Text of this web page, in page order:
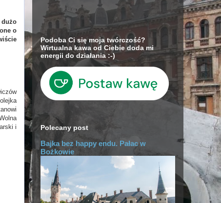
o
i
Podoba Ci się moja twórczość?
Wirtualna kawa od Ciebie doda mi
energii do działania :-)
Polecany post
Bajka bez happy endu. Pałac w
Bożkowie